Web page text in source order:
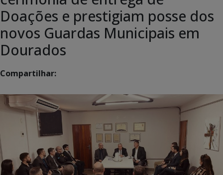
Doações e prestigiam posse dos
novos Guardas Municipais em
Dourados
Compartilhar: